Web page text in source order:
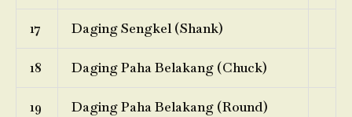
17 Daging Sengkel (Shank)
18 Daging Paha Belakang (Chuck)
19 Daging Paha Belakang (Round)